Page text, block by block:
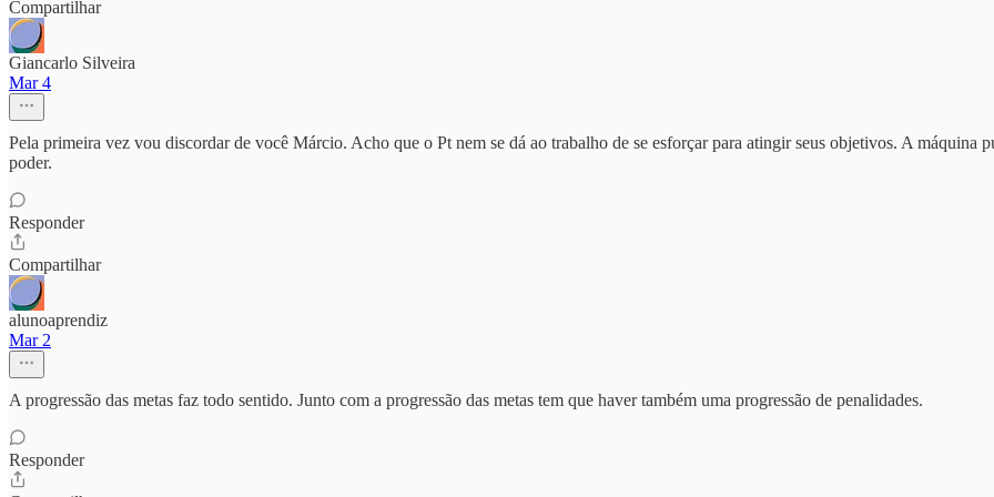
Compartilhar
Giancarlo Silveira
Mar 4
Pela primeira vez vou discordar de você Márcio. Acho que o Pt nem se dá ao trabalho de se esforçar para atingir seus objetivos. A máquina
poder.
Responder
Compartilhar
alunoaprendiz
Mar 2
A progressão das metas faz todo sentido. Junto com a progressão das metas tem que haver também uma progressão de penalidades.
Responder